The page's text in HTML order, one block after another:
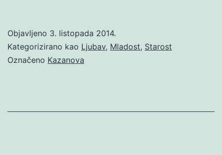
Objavljeno 3. listopada 2014.
Kategorizirano kao Ljubav, Mladost, Starost
Označeno Kazanova